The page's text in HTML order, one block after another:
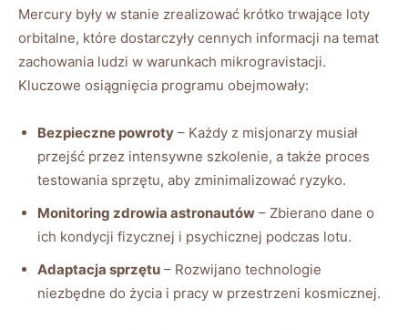
Mercury były w stanie zrealizować krótko trwające loty
orbitalne, które dostarczyły cennych informacji na temat
zachowania ludzi w warunkach mikrogravistacji.
Kluczowe osiągnięcia programu obejmowały:
Bezpieczne powroty – Każdy z misjonarzy musiał
przejść przez intensywne szkolenie, a także proces
testowania sprzętu, aby zminimalizować ryzyko.
Monitoring zdrowia astronautów – Zbierano dane o
ich kondycji fizycznej i psychicznej podczas lotu.
Adaptacja sprzętu – Rozwijano technologie
niezbędne do życia i pracy w przestrzeni kosmicznej.